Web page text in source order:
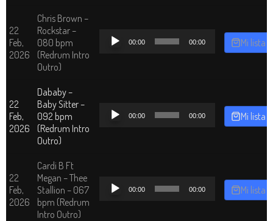
22
Feb,
2026
Chris Brown –
Rockstar –
080 bpm
(Redrum Intro
Outro)
Reproductor
00:00 00:00 Mi lista
22
Feb,
2026
Dababy –
Baby Sitter –
092 bpm
(Redrum Intro
Outro)
Reproductor
00:00 00:00 Mi lista
22
Feb,
2026
Cardi B Ft
Megan – Thee
Stallion – 067
bpm (Redrum
Intro Outro)
Reproductor
00:00 00:00 Mi lista